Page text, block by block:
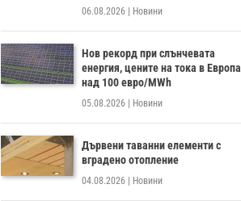
06.08.2026 | Новини
Нов рекорд при слънчевата
енергия, цените на тока в Европа
над 100 евро/MWh
05.08.2026 | Новини
Дървени таванни елементи с
вградено отопление
04.08.2026 | Новини